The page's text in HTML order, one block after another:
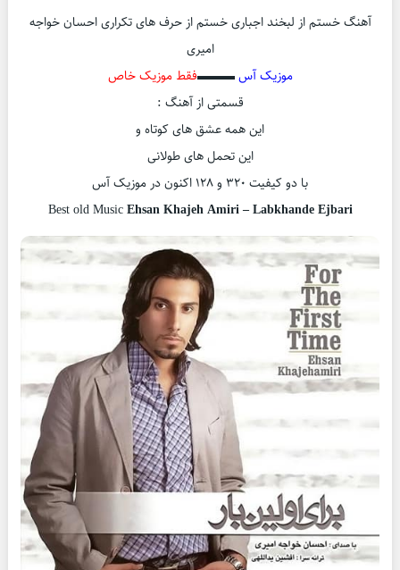
آهنگ خستم از لبخند اجباری خستم از حرف های تکراری احسان خواجه
امیری
موزیک آس▬▬▬فقط موزیک خاص
قسمتی از آهنگ :
این همه عشق های کوتاه و
این تحمل های طولانی
با دو کیفیت ۳۲۰ و ۱۲۸ اکنون در موزیک آس
Best old MusicEhsan Khajeh Amiri – Labkhande Ejbari